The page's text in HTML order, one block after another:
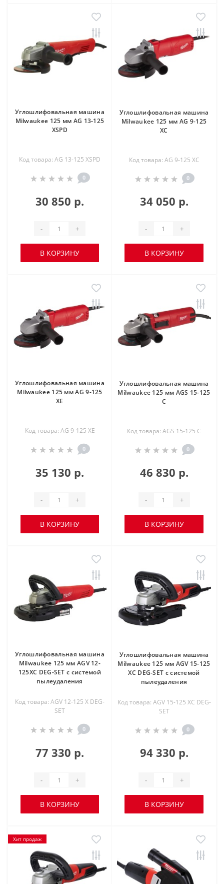
Углошлифовальная машина
Milwaukee 125 мм AG 13-125
XSPD
Код товара: AG 13-125 XSPD
0
30 850 р.
- +
В КОРЗИНУ
Углошлифовальная машина
Milwaukee 125 мм AG 9-125
XC
Код товара: AG 9-125 XC
0
34 050 р.
- +
В КОРЗИНУ
Углошлифовальная машина
Milwaukee 125 мм AG 9-125
XE
Код товара: AG 9-125 XE
0
35 130 р.
- +
В КОРЗИНУ
Углошлифовальная машина
Milwaukee 125 мм AGS 15-125
C
Код товара: AGS 15-125 C
0
46 830 р.
- +
В КОРЗИНУ
Углошлифовальная машина
Milwaukee 125 мм AGV 12-
125XC DEG-SET с системой
пылеудаления
Код товара: AGV 12-125 X DEG-
SET
0
77 330 р.
- +
В КОРЗИНУ
Углошлифовальная машина
Milwaukee 125 мм AGV 15-125
XC DEG-SET с системой
пылеудаления
Код товара: AGV 15-125 XC DEG-
SET
0
94 330 р.
- +
В КОРЗИНУ
Хит продаж